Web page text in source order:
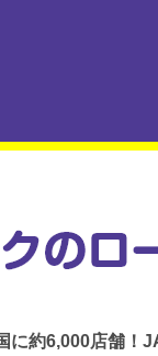
に約6,000店舗！